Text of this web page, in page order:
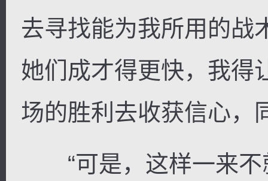
去寻找能为我所用的战
她们成才得更快，我得
场的胜利去收获信心，
“可是，这样一来不